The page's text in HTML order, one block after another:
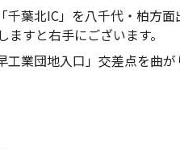
千葉北IC」を八千代・柏方
すと右手にございます。
工業団地入口」交差点を曲